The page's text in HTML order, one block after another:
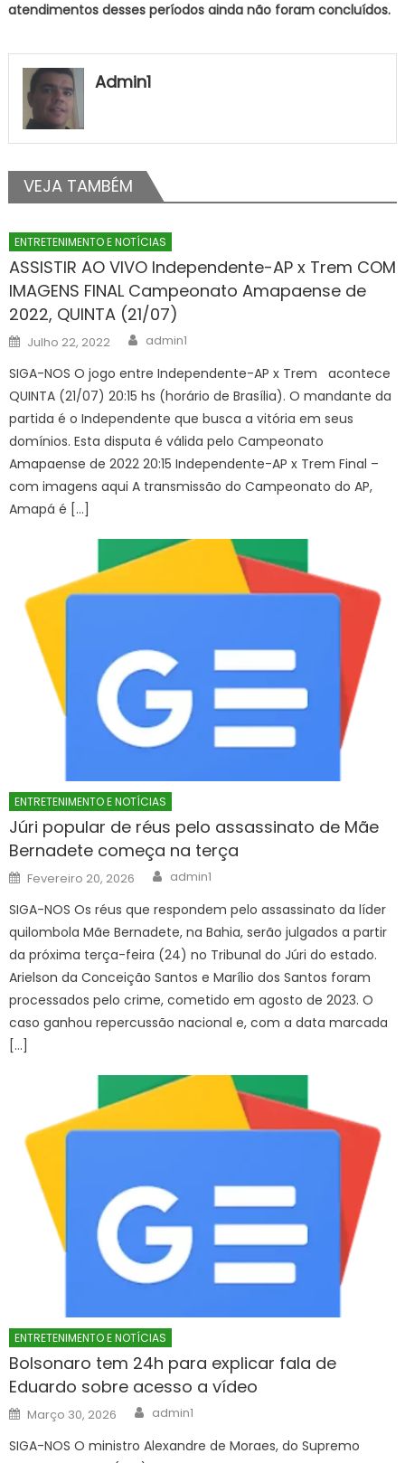
atendimentos desses períodos ainda não foram concluídos.
Admin1
VEJA TAMBÉM
ENTRETENIMENTO E NOTÍCIAS
ASSISTIR AO VIVO Independente-AP x Trem COM
IMAGENS FINAL Campeonato Amapaense de
2022, QUINTA (21/07)
Posted
on
Julho 22, 2022 Author
admin1
SIGA-NOS O jogo entre Independente-AP x Trem acontece
QUINTA (21/07) 20:15 hs (horário de Brasília). O mandante da
partida é o Independente que busca a vitória em seus
domínios. Esta disputa é válida pelo Campeonato
Amapaense de 2022 20:15 Independente-AP x Trem Final –
com imagens aqui A transmissão do Campeonato do AP,
Amapá é […]
ENTRETENIMENTO E NOTÍCIAS
Júri popular de réus pelo assassinato de Mãe
Bernadete começa na terça
Posted
on
Fevereiro 20, 2026 Author
admin1
SIGA-NOS Os réus que respondem pelo assassinato da líder
quilombola Mãe Bernadete, na Bahia, serão julgados a partir
da próxima terça-feira (24) no Tribunal do Júri do estado.
Arielson da Conceição Santos e Marílio dos Santos foram
processados pelo crime, cometido em agosto de 2023. O
caso ganhou repercussão nacional e, com a data marcada
[…]
ENTRETENIMENTO E NOTÍCIAS
Bolsonaro tem 24h para explicar fala de
Eduardo sobre acesso a vídeo
Posted
on
Março 30, 2026 Author
admin1
SIGA-NOS O ministro Alexandre de Moraes, do Supremo